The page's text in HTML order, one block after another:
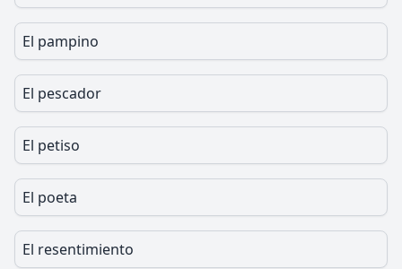
El pampino
El pescador
El petiso
El poeta
El resentimiento